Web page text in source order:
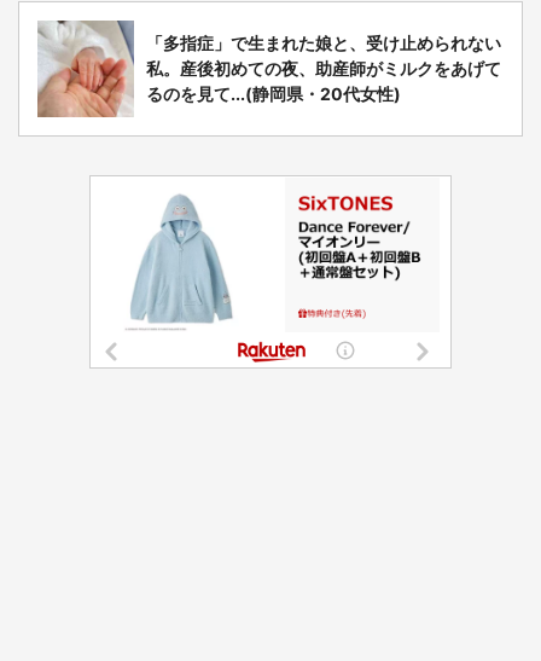
「多指症」で生まれた娘と、受け止められない
私。産後初めての夜、助産師がミルクをあげて
るのを見て...(静岡県・20代女性)